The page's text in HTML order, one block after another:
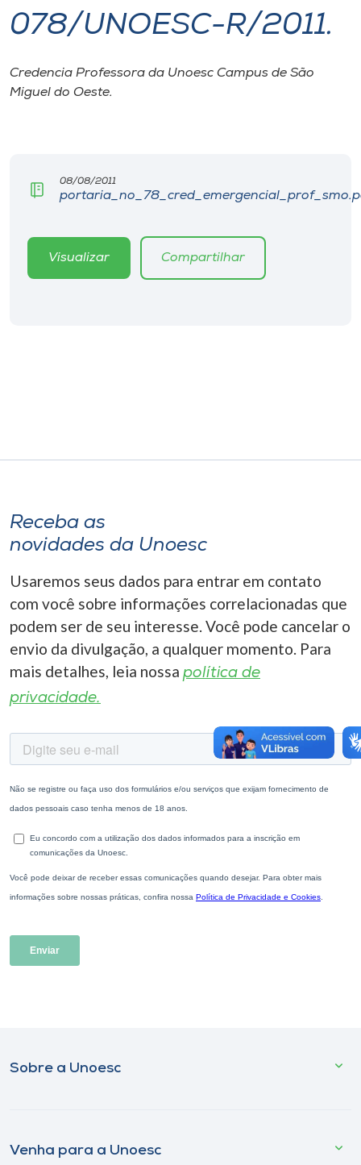
I.nova
Diplomados
CPA
Editora
Selecione
o idioma
078/UNOESC-R/2011.
Credencia Professora da Unoesc Campus de São
Miguel do Oeste.
08/08/2011
Visualizar Compartilhar
Receba as
novidades da Unoesc
Usaremos seus dados para entrar em contato
com você sobre informações correlacionadas que
podem ser de seu interesse. Você pode cancelar o
envio da divulgação, a qualquer momento. Para
mais detalhes, leia nossa política de
privacidade.
Sobre a Unoesc
Venha para a Unoesc